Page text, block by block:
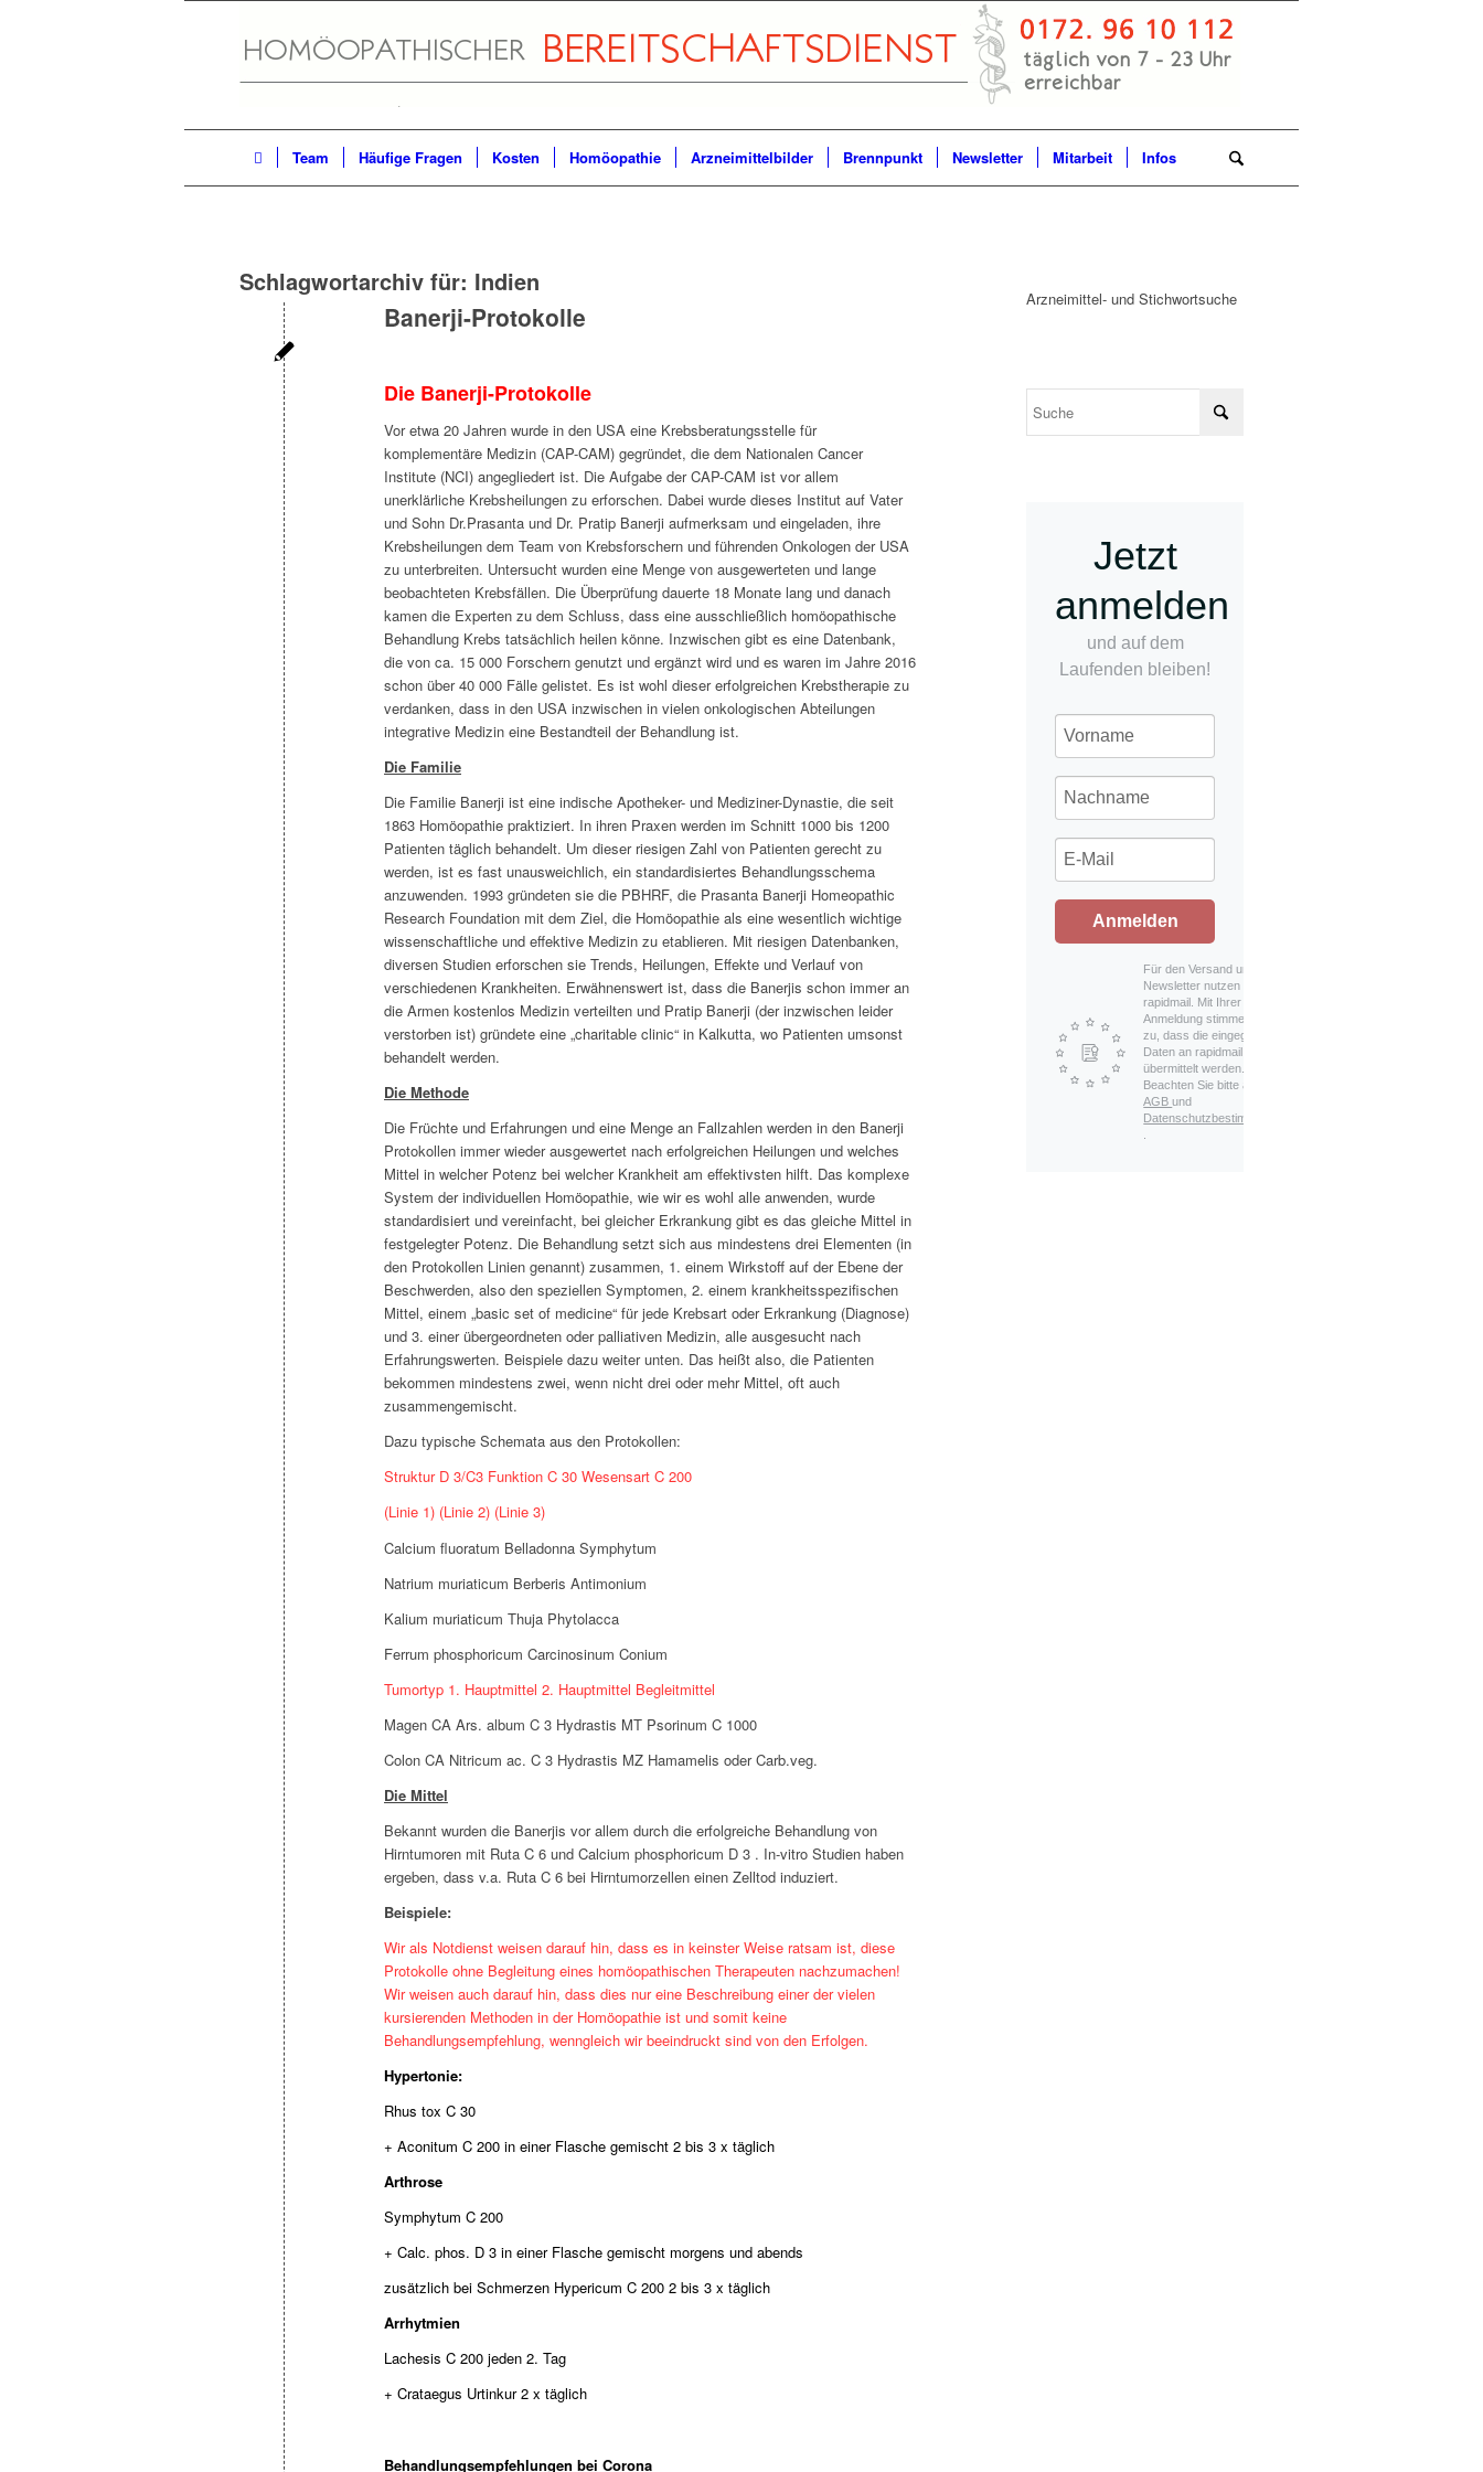
Team Häufige Fragen Kosten Homöopathie Arzneimittelbilder Brennpunkt Newsletter Mitarbeit Infos
Schlagwortarchiv für: Indien
Banerji-Protokolle
Die Banerji-Protokolle
Vor etwa 20 Jahren wurde in den USA eine Krebsberatungsstelle für
komplementäre Medizin (CAP-CAM) gegründet, die dem Nationalen Cancer
Institute (NCI) angegliedert ist. Die Aufgabe der CAP-CAM ist vor allem
unerklärliche Krebsheilungen zu erforschen. Dabei wurde dieses Institut auf Vater
und Sohn Dr.Prasanta und Dr. Pratip Banerji aufmerksam und eingeladen, ihre
Krebsheilungen dem Team von Krebsforschern und führenden Onkologen der USA
zu unterbreiten. Untersucht wurden eine Menge von ausgewerteten und lange
beobachteten Krebsfällen. Die Überprüfung dauerte 18 Monate lang und danach
kamen die Experten zu dem Schluss, dass eine ausschließlich homöopathische
Behandlung Krebs tatsächlich heilen könne. Inzwischen gibt es eine Datenbank,
die von ca. 15 000 Forschern genutzt und ergänzt wird und es waren im Jahre 2016
schon über 40 000 Fälle gelistet. Es ist wohl dieser erfolgreichen Krebstherapie zu
verdanken, dass in den USA inzwischen in vielen onkologischen Abteilungen
integrative Medizin eine Bestandteil der Behandlung ist.
Die Familie
Die Familie Banerji ist eine indische Apotheker- und Mediziner-Dynastie, die seit
1863 Homöopathie praktiziert. In ihren Praxen werden im Schnitt 1000 bis 1200
Patienten täglich behandelt. Um dieser riesigen Zahl von Patienten gerecht zu
werden, ist es fast unausweichlich, ein standardisiertes Behandlungsschema
anzuwenden. 1993 gründeten sie die PBHRF, die Prasanta Banerji Homeopathic
Research Foundation mit dem Ziel, die Homöopathie als eine wesentlich wichtige
wissenschaftliche und effektive Medizin zu etablieren. Mit riesigen Datenbanken,
diversen Studien erforschen sie Trends, Heilungen, Effekte und Verlauf von
verschiedenen Krankheiten. Erwähnenswert ist, dass die Banerjis schon immer an
die Armen kostenlos Medizin verteilten und Pratip Banerji (der inzwischen leider
verstorben ist) gründete eine „charitable clinic“ in Kalkutta, wo Patienten umsonst
behandelt werden.
Die Methode
Die Früchte und Erfahrungen und eine Menge an Fallzahlen werden in den Banerji
Protokollen immer wieder ausgewertet nach erfolgreichen Heilungen und welches
Mittel in welcher Potenz bei welcher Krankheit am effektivsten hilft. Das komplexe
System der individuellen Homöopathie, wie wir es wohl alle anwenden, wurde
standardisiert und vereinfacht, bei gleicher Erkrankung gibt es das gleiche Mittel in
festgelegter Potenz. Die Behandlung setzt sich aus mindestens drei Elementen (in
den Protokollen Linien genannt) zusammen, 1. einem Wirkstoff auf der Ebene der
Beschwerden, also den speziellen Symptomen, 2. einem krankheitsspezifischen
Mittel, einem „basic set of medicine“ für jede Krebsart oder Erkrankung (Diagnose)
und 3. einer übergeordneten oder palliativen Medizin, alle ausgesucht nach
Erfahrungswerten. Beispiele dazu weiter unten. Das heißt also, die Patienten
bekommen mindestens zwei, wenn nicht drei oder mehr Mittel, oft auch
zusammengemischt.
Dazu typische Schemata aus den Protokollen:
Struktur D 3/C3 Funktion C 30 Wesensart C 200
(Linie 1) (Linie 2) (Linie 3)
Calcium fluoratum Belladonna Symphytum
Natrium muriaticum Berberis Antimonium
Kalium muriaticum Thuja Phytolacca
Ferrum phosphoricum Carcinosinum Conium
Tumortyp 1. Hauptmittel 2. Hauptmittel Begleitmittel
Magen CA Ars. album C 3 Hydrastis MT Psorinum C 1000
Colon CA Nitricum ac. C 3 Hydrastis MZ Hamamelis oder Carb.veg.
Die Mittel
Bekannt wurden die Banerjis vor allem durch die erfolgreiche Behandlung von
Hirntumoren mit Ruta C 6 und Calcium phosphoricum D 3 . In-vitro Studien haben
ergeben, dass v.a. Ruta C 6 bei Hirntumorzellen einen Zelltod induziert.
Beispiele:
Wir als Notdienst weisen darauf hin, dass es in keinster Weise ratsam ist, diese
Protokolle ohne Begleitung eines homöopathischen Therapeuten nachzumachen!
Wir weisen auch darauf hin, dass dies nur eine Beschreibung einer der vielen
kursierenden Methoden in der Homöopathie ist und somit keine
Behandlungsempfehlung, wenngleich wir beeindruckt sind von den Erfolgen.
Hypertonie:
Rhus tox C 30
+ Aconitum C 200 in einer Flasche gemischt 2 bis 3 x täglich
Arthrose
Symphytum C 200
+ Calc. phos. D 3 in einer Flasche gemischt morgens und abends
zusätzlich bei Schmerzen Hypericum C 200 2 bis 3 x täglich
Arrhytmien
Lachesis C 200 jeden 2. Tag
+ Crataegus Urtinkur 2 x täglich
Behandlungsempfehlungen bei Corona
Arzneimittel- und Stichwortsuche
Jetzt
anmelden
und auf dem
Laufenden bleiben!
Anmelden
Für den Versand unserer
Newsletter nutzen wir
rapidmail. Mit Ihrer
Anmeldung stimmen Sie
zu, dass die eingegebenen
Daten an rapidmail
übermittelt werden.
Beachten Sie bitte auch die
AGBund
Datenschutzbestimmungen